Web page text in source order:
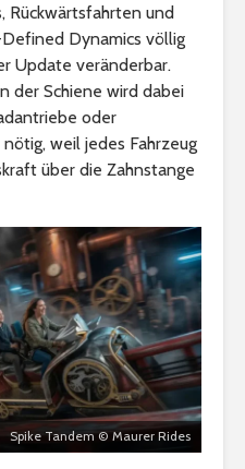
Rückwärtsfahrten und
Dynamics völlig
Update veränderbar.
der Schiene wird dabei
oder
weil jedes Fahrzeug
über die Zahnstange
Spike Tandem © Maurer Rides